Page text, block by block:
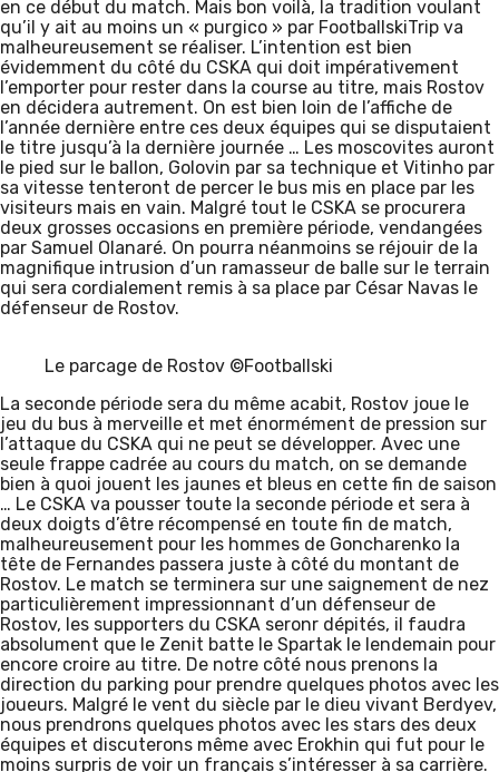
en ce début du match. Mais bon voilà, la tradition voulant
qu’il y ait au moins un « purgico » par FootballskiTrip va
malheureusement se réaliser. L’intention est bien
évidemment du côté du CSKA qui doit impérativement
l’emporter pour rester dans la course au titre, mais Rostov
en décidera autrement. On est bien loin de l’affiche de
l’année dernière entre ces deux équipes qui se disputaient
le titre jusqu’à la dernière journée … Les moscovites auront
le pied sur le ballon, Golovin par sa technique et Vitinho par
sa vitesse tenteront de percer le bus mis en place par les
visiteurs mais en vain. Malgré tout le CSKA se procurera
deux grosses occasions en première période, vendangées
par Samuel Olanaré. On pourra néanmoins se réjouir de la
magnifique intrusion d’un ramasseur de balle sur le terrain
qui sera cordialement remis à sa place par César Navas le
défenseur de Rostov.
Le parcage de Rostov ©Footballski
La seconde période sera du même acabit, Rostov joue le
jeu du bus à merveille et met énormément de pression sur
l’attaque du CSKA qui ne peut se développer. Avec une
seule frappe cadrée au cours du match, on se demande
bien à quoi jouent les jaunes et bleus en cette fin de saison
… Le CSKA va pousser toute la seconde période et sera à
deux doigts d’être récompensé en toute fin de match,
malheureusement pour les hommes de Goncharenko la
tête de Fernandes passera juste à côté du montant de
Rostov. Le match se terminera sur une saignement de nez
particulièrement impressionnant d’un défenseur de
Rostov, les supporters du CSKA seronr dépités, il faudra
absolument que le Zenit batte le Spartak le lendemain pour
encore croire au titre. De notre côté nous prenons la
direction du parking pour prendre quelques photos avec les
joueurs. Malgré le vent du siècle par le dieu vivant Berdyev,
nous prendrons quelques photos avec les stars des deux
équipes et discuterons même avec Erokhin qui fut pour le
moins surpris de voir un français s’intéresser à sa carrière.